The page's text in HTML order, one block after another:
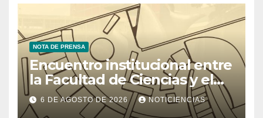
NOTA DE PRENSA
Encuentro institucional entre
la Facultad de Ciencias y el
Ministerio de Ciencia y
Tecnología
6 DE AGOSTO DE 2026 NOTICIENCIAS